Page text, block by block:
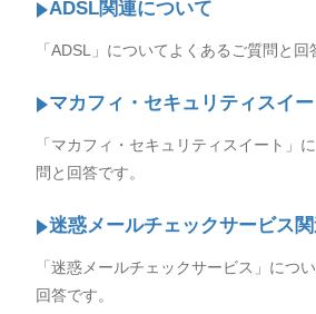
ADSL関連について
「ADSL」についてよくあるご質問と回
マカフィ・セキュリティスイ
「マカフィ・セキュリティスイート」
問と回答です。
迷惑メールチェックサービス
「迷惑メールチェックサービス」につ
回答です。